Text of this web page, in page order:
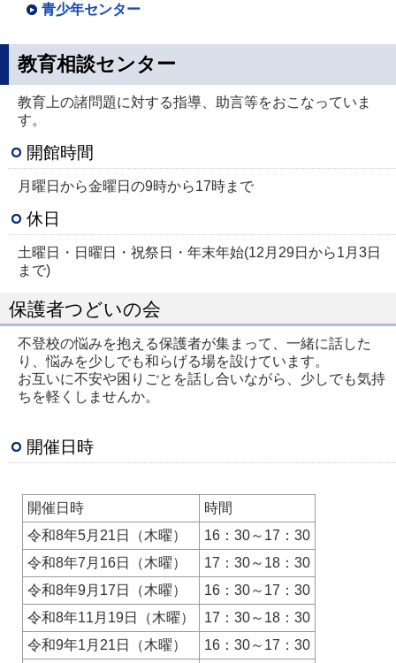
青少年センター
教育相談センター
教育上の諸問題に対する指導、助言等をおこなっていま
す。
開館時間
月曜日から金曜日の9時から17時まで
休日
土曜日・日曜日・祝祭日・年末年始(12月29日から1月3日
まで)
保護者つどいの会
不登校の悩みを抱える保護者が集まって、一緒に話した
り、悩みを少しでも和らげる場を設けています。
お互いに不安や困りごとを話し合いながら、少しでも気持
ちを軽くしませんか。
開催日時
開催日時
時間
令和8年5月21日（木曜）
16：30～17：30
令和8年7月16日（木曜）
17：30～18：30
令和8年9月17日（木曜）
16：30～17：30
令和8年11月19日（木曜）
17：30～18：30
令和9年1月21日（木曜）
16：30～17：30